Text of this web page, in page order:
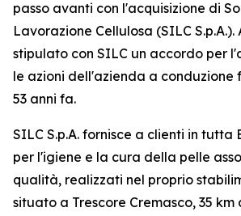
passo avanti con l'acquisizione di
Lavorazione Cellulosa (SILC
stipulato con SILC un accordo per
le azioni dell'azienda a
53 anni fa.
SILC S.p.A. fornisce a clienti in
per l'igiene e la cura della pelle
qualità, realizzati nel proprio
situato a Trescore Cremasco, 35 km